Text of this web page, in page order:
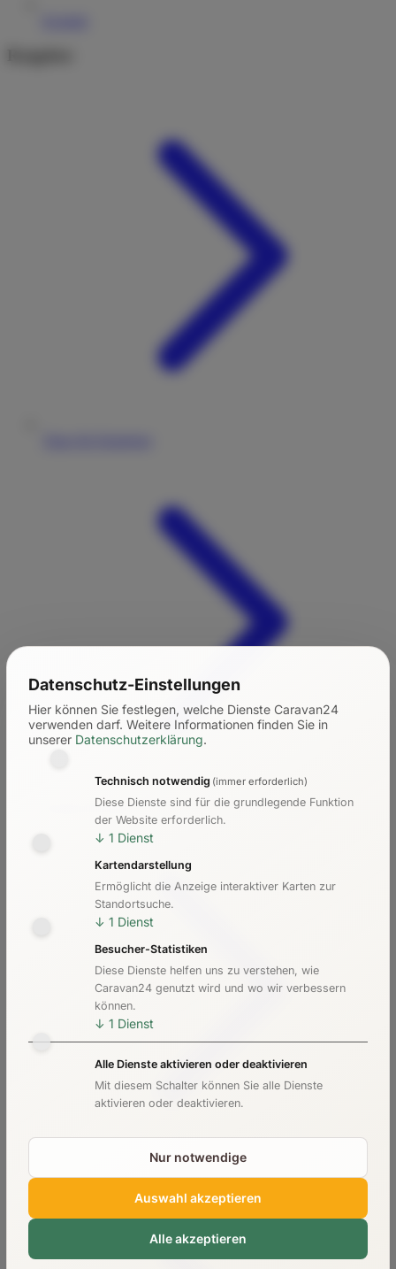
Kosten & Preise
Datenschutz-Einstellungen
Hier können Sie festlegen, welche Dienste Caravan24
verwenden darf. Weitere Informationen finden Sie in
unserer Datenschutzerklärung.
Technisch notwendig (immer erforderlich)
Diese Dienste sind für die grundlegende Funktion
der Website erforderlich.
↓ 1 Dienst
Kartendarstellung
Ermöglicht die Anzeige interaktiver Karten zur
Standortsuche.
↓ 1 Dienst
Besucher-Statistiken
Diese Dienste helfen uns zu verstehen, wie
Caravan24 genutzt wird und wo wir verbessern
können.
↓ 1 Dienst
Alle Dienste aktivieren oder deaktivieren
Mit diesem Schalter können Sie alle Dienste
aktivieren oder deaktivieren.
Nur notwendige
Auswahl akzeptieren
Alle akzeptieren